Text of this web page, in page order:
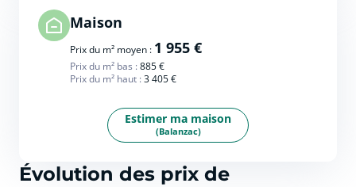
Maison
Prix du m² moyen : 1 955 €
Prix du m² bas :885 €
Prix du m² haut :3 405 €
Estimer ma maison
(Balanzac)
Évolution des prix de